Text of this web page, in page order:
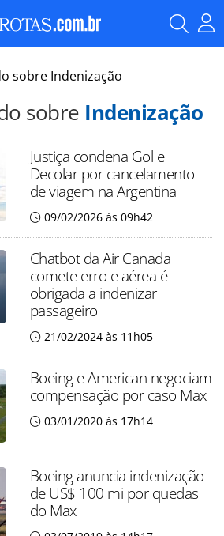
sobre Indenização
sobre Indenização
Justiça condena Gol e
Decolar por cancelamento
de viagem na Argentina
09/02/2026 às 09h42
Chatbot da Air Canada
comete erro e aérea é
obrigada a indenizar
passageiro
21/02/2024 às 11h05
Boeing e American negociam
compensação por caso Max
03/01/2020 às 17h14
Boeing anuncia indenização
de US$ 100 mi por quedas
do Max